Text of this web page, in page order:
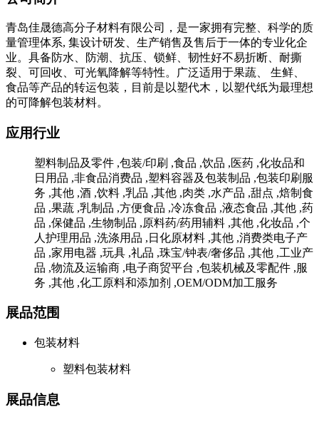
青岛佳晟德高分子材料有限公司，是一家拥有完整、科学的质
量管理体系, 集设计研发、生产销售及售后于一体的专业化企
业。具备防水、防潮、抗压、锁鲜、韧性好不易折断、耐撕
裂、可回收、可光氧降解等特性。广泛适用于果蔬、 生鲜、
食品等产品的转运包装，目前是以塑代木，以塑代纸为最理想
的可降解包装材料。
应用行业
塑料制品及零件 ,包装/印刷 ,食品 ,饮品 ,医药 ,化妆品和
日用品 ,非食品消费品 ,塑料容器及包装制品 ,包装印刷服
务 ,其他 ,酒 ,饮料 ,乳品 ,其他 ,肉类 ,水产品 ,甜点 ,焙制食
品 ,果蔬 ,乳制品 ,方便食品 ,冷冻食品 ,液态食品 ,其他 ,药
品 ,保健品 ,生物制品 ,原料药/药用辅料 ,其他 ,化妆品 ,个
人护理用品 ,洗涤用品 ,日化原材料 ,其他 ,消费类电子产
品 ,家用电器 ,玩具 ,礼品 ,珠宝/钟表/奢侈品 ,其他 ,工业产
品 ,物流及运输商 ,电子商贸平台 ,包装机械及零配件 ,服
务 ,其他 ,化工原料和添加剂 ,OEM/ODM加工服务
展品范围
包装材料
塑料包装材料
展品信息